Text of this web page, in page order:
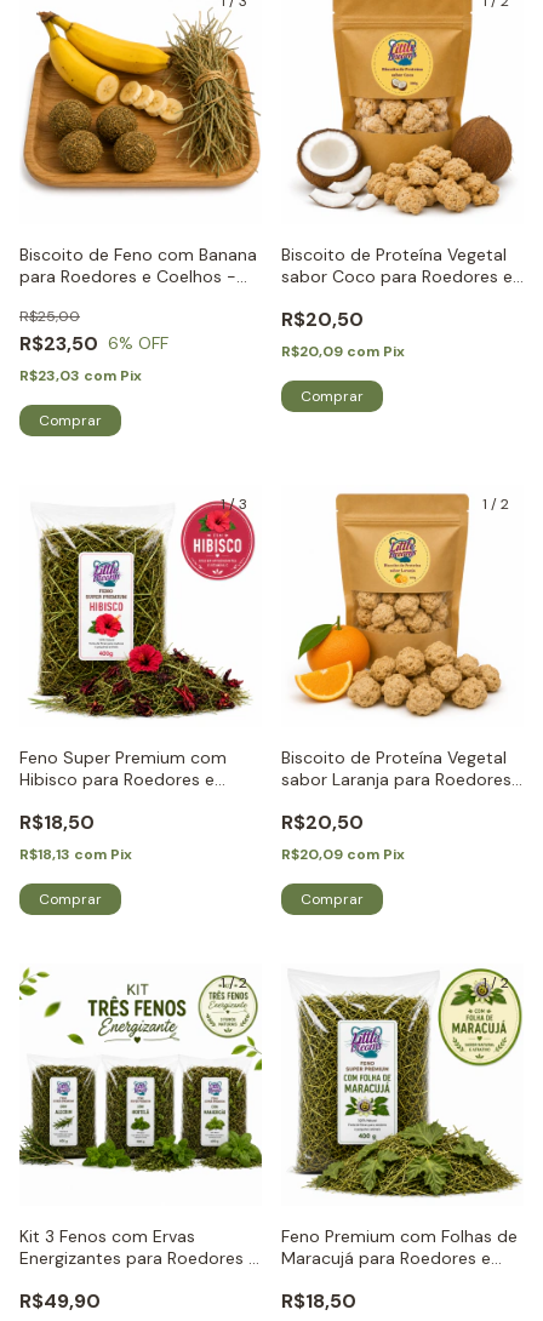
Biscoito de Feno com Banana
para Roedores e Coelhos -
R$23,50
R$25,00
6% OFF
R$23,03 com Pix
Biscoito de Proteína Vegetal
sabor Coco para Roedores e
R$20,50
R$20,09 com Pix
1/3
Feno Super Premium com
Hibisco para Roedores e
R$18,50
R$18,13 com Pix
1 /2
Biscoito de Proteína Vegetal
sabor Laranja para Roedores
R$20,50
R$20,09 com Pix
1/2
Kit 3 Fenos com Ervas
Energizantes para Roedores e
R$49,90
1/2
Feno Premium com Folhas de
Maracujá para Roedores e
R$18,50